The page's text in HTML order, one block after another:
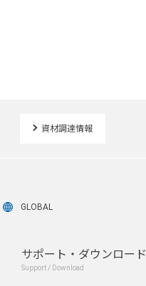
資材調達情報
GLOBAL
サポート・ダウンロード
Support / Download